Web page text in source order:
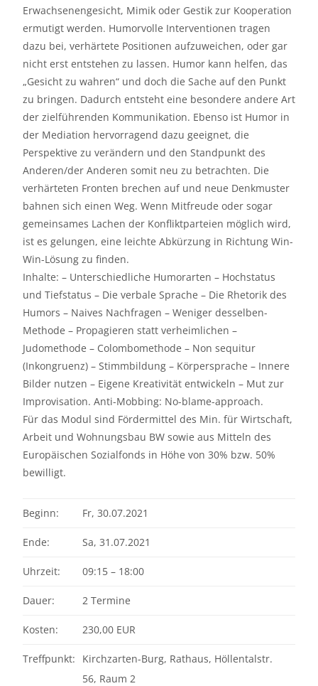
Erwachsenengesicht, Mimik oder Gestik zur Kooperation
ermutigt werden. Humorvolle Interventionen tragen
dazu bei, verhärtete Positionen aufzuweichen, oder gar
nicht erst entstehen zu lassen. Humor kann helfen, das
„Gesicht zu wahren“ und doch die Sache auf den Punkt
zu bringen. Dadurch entsteht eine besondere andere Art
der zielführenden Kommunikation. Ebenso ist Humor in
der Mediation hervorragend dazu geeignet, die
Perspektive zu verändern und den Standpunkt des
Anderen/der Anderen somit neu zu betrachten. Die
verhärteten Fronten brechen auf und neue Denkmuster
bahnen sich einen Weg. Wenn Mitfreude oder sogar
gemeinsames Lachen der Konfliktparteien möglich wird,
ist es gelungen, eine leichte Abkürzung in Richtung Win-
Win-Lösung zu finden.
Inhalte: – Unterschiedliche Humorarten – Hochstatus
und Tiefstatus – Die verbale Sprache – Die Rhetorik des
Humors – Naives Nachfragen – Weniger desselben-
Methode – Propagieren statt verheimlichen –
Judomethode – Colombomethode – Non sequitur
(Inkongruenz) – Stimmbildung – Körpersprache – Innere
Bilder nutzen – Eigene Kreativität entwickeln – Mut zur
Improvisation. Anti-Mobbing: No-blame-approach.
Für das Modul sind Fördermittel des Min. für Wirtschaft,
Arbeit und Wohnungsbau BW sowie aus Mitteln des
Europäischen Sozialfonds in Höhe von 30% bzw. 50%
bewilligt.
Beginn: Fr, 30.07.2021
Ende: Sa, 31.07.2021
Uhrzeit: 09:15 – 18:00
Dauer: 2 Termine
Kosten: 230,00 EUR
Treffpunkt:
Kirchzarten-Burg, Rathaus, Höllentalstr.
56, Raum 2